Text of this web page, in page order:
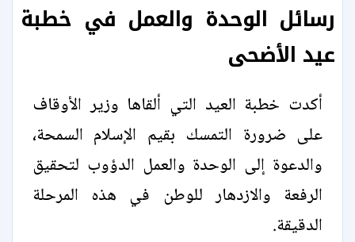
رسائل الوحدة والعمل في خطبة
عيد الأضحى
أكدت خطبة العيد التي ألقاها وزير الأوقاف
على ضرورة التمسك بقيم الإسلام السمحة،
والدعوة إلى الوحدة والعمل الدؤوب لتحقيق
الرفعة والازدهار للوطن في هذه المرحلة
الدقيقة.